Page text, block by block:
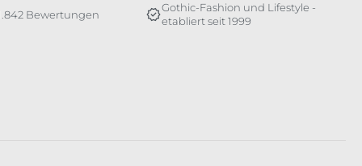
Bewertungen
Gothic-Fashion und Lifestyle -
etabliert seit 1999